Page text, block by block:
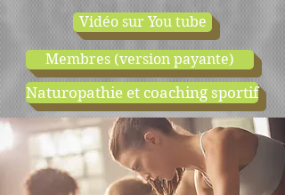
Vidéo sur You tube
Membres (version payante)
Naturopathie et coaching sportif
cours d'essai boutique